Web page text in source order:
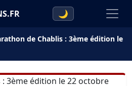
🌙
de Chablis : 3ème édition le